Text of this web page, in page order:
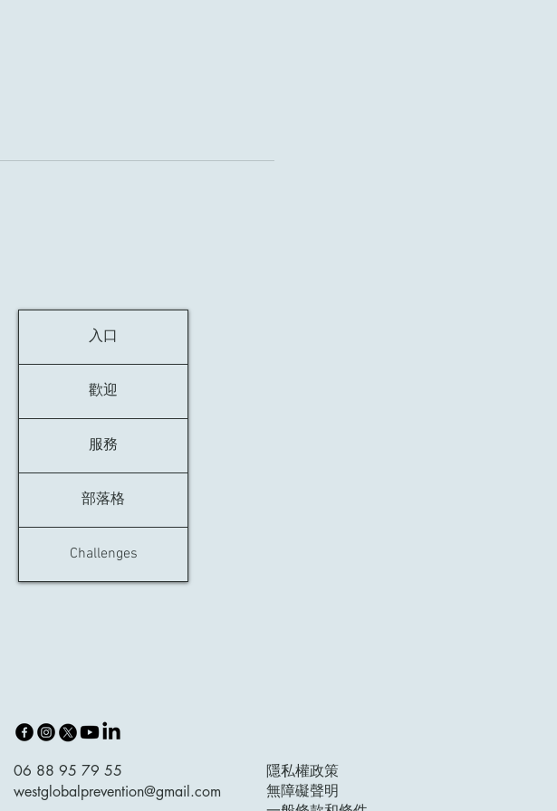
入口
歡迎
服務
部落格
Challenges
06 88 95 79 55
westglobalprevention@gmail.com
隱私權政策
無障礙聲明